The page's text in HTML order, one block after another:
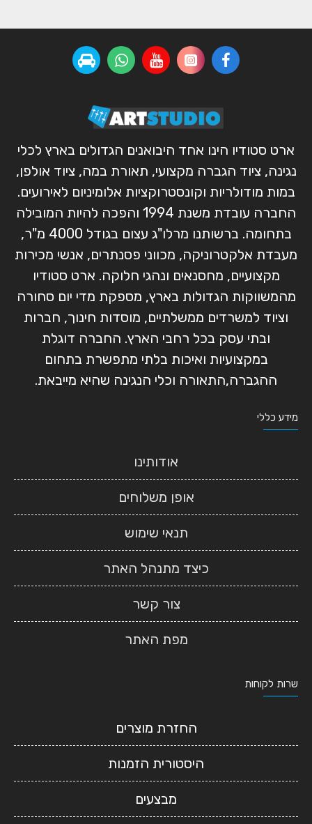
ארט סטודיו הינו אחד היבואנים הגדולים בארץ לכלי
נגינה, ציוד הגברה מקצועי, תאורת במה, ציוד אולפן,
במות מודולריות וקונסטרוקציות אלומיניום לאירועים.
החברה עובדת משנת 1994 והפכה להיות המובילה
בתחומה. ברשותנו מרלו"ג עצום בגודל 4000 מ"ר,
מעבדת אלקטרוניקה, מכווני פסנתרים, אנשי מכירות
מקצועיים, מחסנאים ונהגי חלוקה. ארט סטודיו
מהמשווקות הגדולות בארץ, מספקת מדי יום סחורה
וציוד למשרדים ממשלתיים, מוסדות חינוך, חברות
ובתי עסק בכל רחבי הארץ. החברה דוגלת
במקצועיות ואיכות בלתי מתפשרת בתחום
ההגברה,התאורה וכלי הנגינה שהיא מייבאת.
מידע כללי
אודותינו
אופן משלוחים
תנאי שימוש
כיצד מתנהל האתר
צור קשר
מפת האתר
שרות לקוחות
החזרת מוצרים
היסטורית הזמנות
מבצעים